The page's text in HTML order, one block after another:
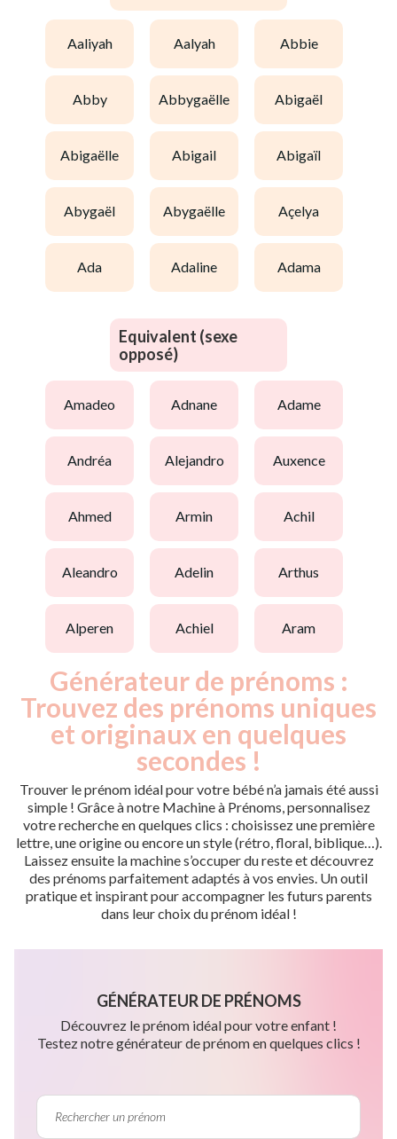
aaliyah aalyah abbie
abby abbygaëlle abigaël
abigaëlle abigail abigaïl
abygaël abygaëlle açelya
ada adaline adama
Equivalent (sexe
opposé)
amadeo adnane adame
andréa alejandro auxence
ahmed armin achil
aleandro adelin arthus
alperen achiel aram
Générateur de prénoms :
Trouvez des prénoms uniques
et originaux en quelques
secondes !
Trouver le prénom idéal pour votre bébé n’a jamais été aussi
simple ! Grâce à notre Machine à Prénoms, personnalisez
votre recherche en quelques clics : choisissez une première
lettre, une origine ou encore un style (rétro, floral, biblique…).
Laissez ensuite la machine s’occuper du reste et découvrez
des prénoms parfaitement adaptés à vos envies. Un outil
pratique et inspirant pour accompagner les futurs parents
dans leur choix du prénom idéal !
GÉNÉRATEUR DE PRÉNOMS
Découvrez le prénom idéal pour votre enfant !
Testez notre générateur de prénom en quelques clics !